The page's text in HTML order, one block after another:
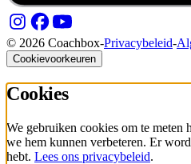
© 2026 Coachbox-Privacybeleid-
Cookievoorkeuren
Cookies
We gebruiken cookies om te meten
we hem kunnen verbeteren. Er
hebt. Lees ons privacybeleid.